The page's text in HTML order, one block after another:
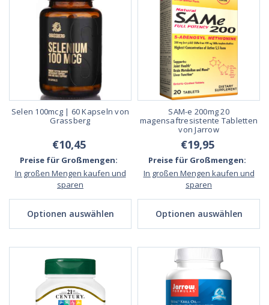
Selen 100mcg | 60 Kapseln von
Grassberg
€10,45
Preise für Großmengen:
In großen Mengen kaufen und
sparen
Optionen auswählen
SAM-e 200mg 20
magensaftresistente Tabletten
von Jarrow
€19,95
Preise für Großmengen:
In großen Mengen kaufen und
sparen
Optionen auswählen